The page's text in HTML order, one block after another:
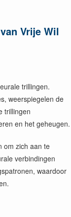
Vrije Wil
trillingen.
weerspiegelen de
trillingen
en het geheugen.
om zich aan te
verbindingen
waardoor